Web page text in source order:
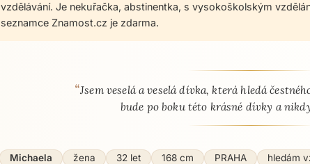
vzdělávání. Je nekuřačka, abstinentka, s vysokoškolským
seznamce Znamost.cz je zdarma.
O mně - seznamka profil
“Jsem veselá a veselá dívka, která hledá
bude po boku této krásné dívky a
Michaela žena 32 let 168 cm PRAHA hledám